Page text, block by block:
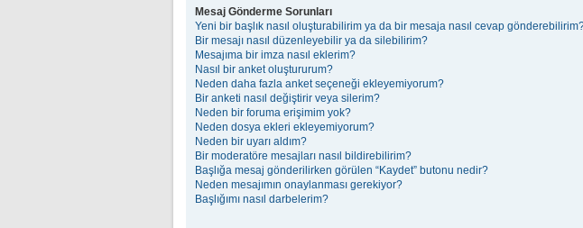
Mesaj Gönderme Sorunları
Yeni bir başlık nasıl oluşturabilirim ya da bir mesaja nasıl cevap
Bir mesajı nasıl düzenleyebilir ya da silebilirim?
Mesajıma bir imza nasıl eklerim?
Nasıl bir anket oluştururum?
Neden daha fazla anket seçeneği ekleyemiyorum?
Bir anketi nasıl değiştirir veya silerim?
Neden bir foruma erişimim yok?
Neden dosya ekleri ekleyemiyorum?
Neden bir uyarı aldım?
Bir moderatöre mesajları nasıl bildirebilirim?
Başlığa mesaj gönderilirken görülen “Kaydet” butonu nedir?
Neden mesajımın onaylanması gerekiyor?
Başlığımı nasıl darbelerim?